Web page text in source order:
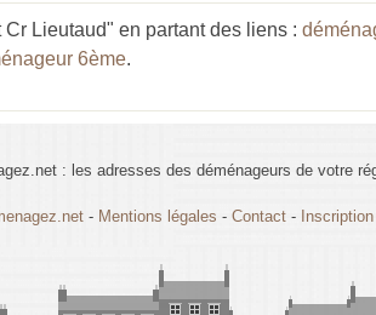
Lieutaud" en partant des liens :
6ème.
: les adresses des déménageurs de votre
- Mentions légales - Contact-